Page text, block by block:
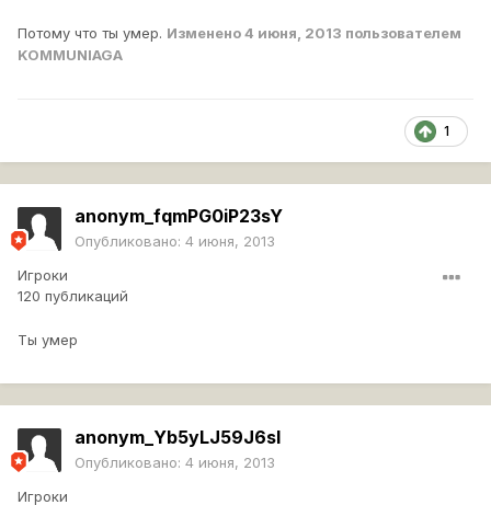
Потому что ты умер. Изменено4 июня, 2013 пользователем
KOMMUNIAGA
1
anonym_fqmPG0iP23sY
Опубликовано: 4 июня, 2013
Игроки
120 публикаций
Ты умер
anonym_Yb5yLJ59J6sI
Опубликовано: 4 июня, 2013
Игроки